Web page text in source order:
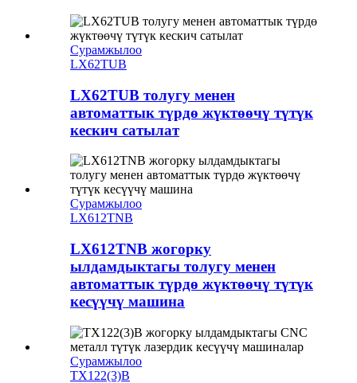
Сурамжылоо
LX62TUB
LX62TUB толугу менен
автоматтык түрдө жүктөөчү түтүк
кескич сатылат
Сурамжылоо
LX612TNB
LX612TNB жогорку
ылдамдыктагы толугу менен
автоматтык түрдө жүктөөчү түтүк
кесүүчү машина
Сурамжылоо
TX122(3)B